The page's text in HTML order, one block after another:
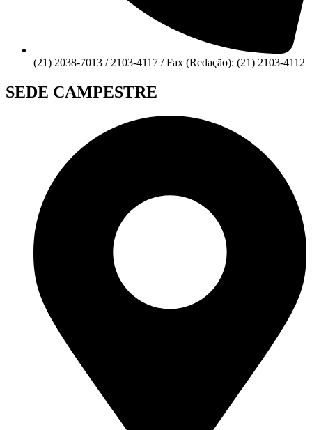
(21) 2038-7013 / 2103-4117 / Fax (Redação): (21) 2103-4112
SEDE CAMPESTRE